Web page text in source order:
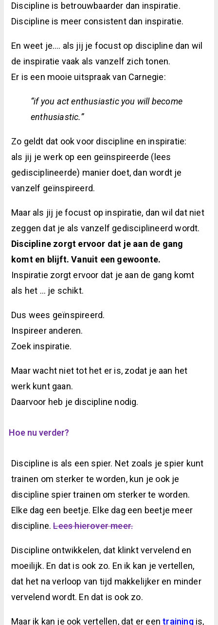
Discipline is betrouwbaarder dan inspiratie.
Discipline is meer consistent dan inspiratie.
En weet je…. als jij je focust op discipline dan wil
de inspiratie vaak als vanzelf zich tonen.
Er is een mooie uitspraak van Carnegie:
“if you act enthusiastic you will become
enthusiastic.”
Zo geldt dat ook voor discipline en inspiratie:
als jij je werk op een geïnspireerde (lees
gedisciplineerde) manier doet, dan wordt je
vanzelf geïnspireerd.
Maar als jij je focust op inspiratie, dan wil dat niet
zeggen dat je als vanzelf gedisciplineerd wordt.
Discipline zorgt ervoor dat je aan de gang
komt en blijft. Vanuit een gewoonte.
Inspiratie zorgt ervoor dat je aan de gang komt
als het … je schikt.
Dus wees geïnspireerd.
Inspireer anderen.
Zoek inspiratie.
Maar wacht niet tot het er is, zodat je aan het
werk kunt gaan.
Daarvoor heb je discipline nodig.
Hoe nu verder?
Discipline is als een spier. Net zoals je spier kunt
trainen om sterker te worden, kun je ook je
discipline spier trainen om sterker te worden.
Elke dag een beetje. Elke dag een beetje meer
discipline.Lees hierover meer.
Discipline ontwikkelen, dat klinkt vervelend en
moeilijk. En dat is ook zo. En ik kan je vertellen,
dat het na verloop van tijd makkelijker en minder
vervelend wordt. En dat is ook zo.
Maar ik kan je ook vertellen, dat er eentrainingis,